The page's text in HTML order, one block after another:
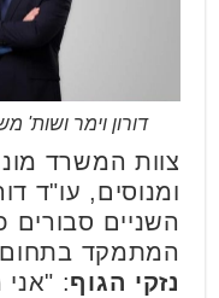
דורון וימר ושות'
צוות המשרד
ומנוסים, עו"ד
השניים סבורים
המתמקד בתחום
נזקי הגוף: "אני